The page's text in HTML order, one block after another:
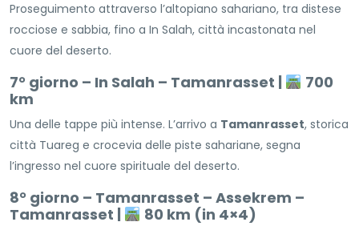
Proseguimento attraverso l’altopiano sahariano, tra distese
rocciose e sabbia, fino a In Salah, città incastonata nel
cuore del deserto.
7° giorno – In Salah – Tamanrasset |
700
km
Una delle tappe più intense. L’arrivo a Tamanrasset, storica
città Tuareg e crocevia delle piste sahariane, segna
l’ingresso nel cuore spirituale del deserto.
8° giorno – Tamanrasset – Assekrem –
Tamanrasset |
80 km (in 4×4)